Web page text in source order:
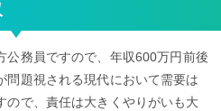
公務員ですので、年収600万円前後
問題視される現代において需要は
ので、責任は大きくやりがいも大